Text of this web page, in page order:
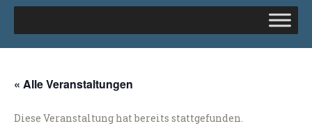
« Alle Veranstaltungen
Diese Veranstaltung hat bereits stattgefunden.